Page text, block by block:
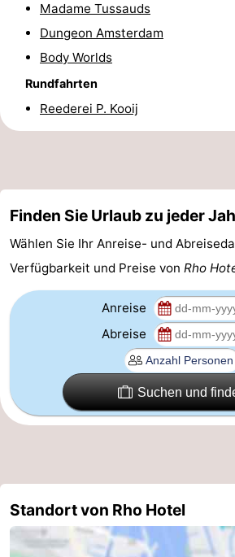
Märkte
Spezial
Homohauptstadt
Rotlichtviertel
Geschichte
Diamante
im
Gärten
-
Nordholland
-
Madame Tussauds
Dungeon Amsterdam
Body Worlds
Rundfahrten
Reederei P. Kooij
Finden Sie Urlaub zu jeder
Wählen Sie Ihr Anreise- und
Verfügbarkeit und Preise von Rho
Anreise
Abreise
Suchen und
Standort von Rho Hotel